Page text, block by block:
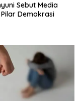
Sebut Media
Demokrasi